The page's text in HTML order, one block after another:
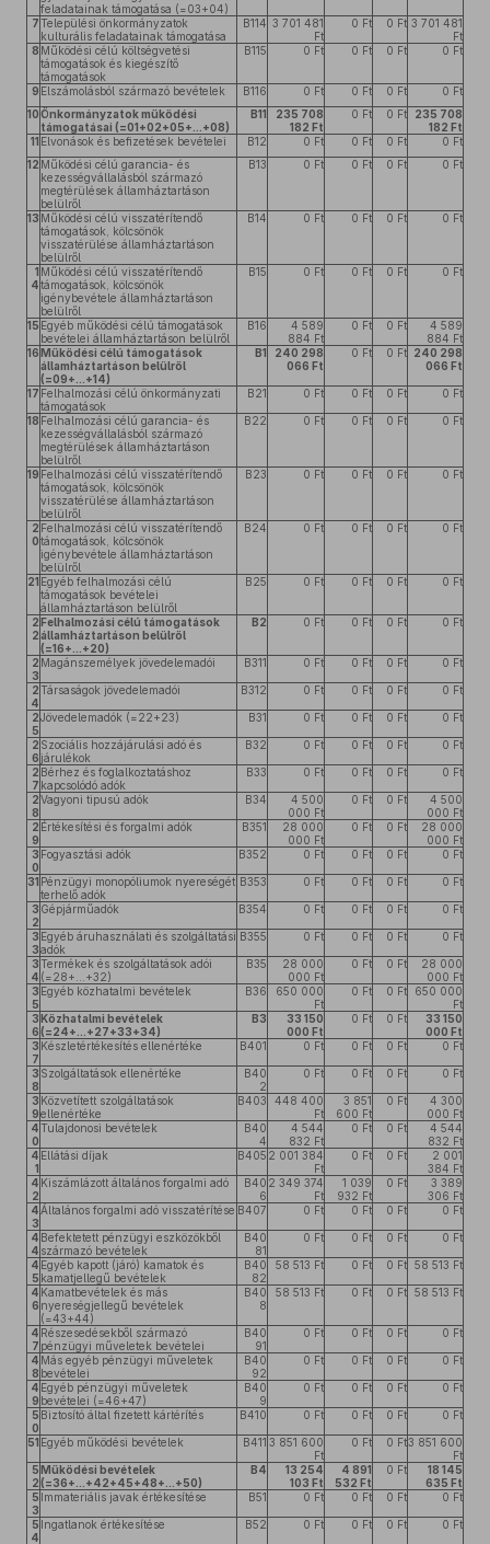
feladatainak támogatása (=03+04)
7 Települési önkormányzatok
kulturális feladatainak támogatása
B114 3 701 481
Ft
0 Ft 0 Ft 3 701 481
Ft
8 Működési célú költségvetési
támogatások és kiegészítő
támogatások
B115 0 Ft 0 Ft 0 Ft 0 Ft
9 Elszámolásból származó bevételek B116 0 Ft 0 Ft 0 Ft
0 Ft
10Önkormányzatok működési
támogatásai (=01+02+05+...+08)
B11
235 708
182 Ft
0 Ft 0 Ft
235 708
182 Ft
11 Elvonások és befizetések bevételei B12 0 Ft 0 Ft 0 Ft
0 Ft
12 Működési célú garancia- és
kezességvállalásból származó
megtérülések államháztartáson
belülről
B13 0 Ft 0 Ft 0 Ft 0 Ft
13 Működési célú visszatérítendő
támogatások, kölcsönök
visszatérülése államháztartáson
belülről
B14 0 Ft 0 Ft 0 Ft 0 Ft
1
4
Működési célú visszatérítendő
támogatások, kölcsönök
igénybevétele államháztartáson
belülről
B15 0 Ft 0 Ft 0 Ft 0 Ft
15 Egyéb működési célú támogatások
bevételei államháztartáson belülről
B16
4 589
884 Ft
0 Ft 0 Ft
4 589
884 Ft
16Működési célú támogatások
államháztartáson belülről
(=09+...+14)
B1
240 298
066 Ft
0 Ft 0 Ft 240 298
066 Ft
17 Felhalmozási célú önkormányzati
támogatások
B21 0 Ft 0 Ft 0 Ft 0 Ft
18 Felhalmozási célú garancia- és
kezességvállalásból származó
megtérülések államháztartáson
belülről
B22 0 Ft 0 Ft 0 Ft 0 Ft
19 Felhalmozási célú visszatérítendő
támogatások, kölcsönök
visszatérülése államháztartáson
belülről
B23 0 Ft 0 Ft 0 Ft 0 Ft
2
0
Felhalmozási célú visszatérítendő
támogatások, kölcsönök
igénybevétele államháztartáson
belülről
B24 0 Ft 0 Ft 0 Ft 0 Ft
21 Egyéb felhalmozási célú
támogatások bevételei
államháztartáson belülről
B25 0 Ft 0 Ft 0 Ft 0 Ft
2
2
Felhalmozási célú támogatások
államháztartáson belülről
(=16+...+20)
B2 0 Ft 0 Ft 0 Ft 0 Ft
2
3
Magánszemélyek jövedelemadói B311 0 Ft 0 Ft 0 Ft 0 Ft
2
4
Társaságok jövedelemadói B312 0 Ft 0 Ft 0 Ft 0 Ft
2
5
Jövedelemadók (=22+23) B31 0 Ft 0 Ft 0 Ft 0 Ft
2
6
Szociális hozzájárulási adó és
járulékok
B32 0 Ft 0 Ft 0 Ft 0 Ft
2
7
Bérhez és foglalkoztatáshoz
kapcsolódó adók
B33 0 Ft 0 Ft 0 Ft 0 Ft
2
8
Vagyoni tipusú adók B34
4 500
000 Ft
0 Ft 0 Ft
4 500
000 Ft
2
9
Értékesítési és forgalmi adók B351
28 000
000 Ft
0 Ft 0 Ft
28 000
000 Ft
3
0
Fogyasztási adók B352 0 Ft 0 Ft 0 Ft 0 Ft
31 Pénzügyi monopóliumok nyereségét
terhelő adók
B353 0 Ft 0 Ft 0 Ft 0 Ft
3
2
Gépjárműadók B354 0 Ft 0 Ft 0 Ft 0 Ft
3
3
Egyéb áruhasználati és szolgáltatási
adók
B355 0 Ft 0 Ft 0 Ft 0 Ft
3
4
Termékek és szolgáltatások adói
(=28+...+32)
B35
28 000
000 Ft
0 Ft 0 Ft
28 000
000 Ft
3
5
Egyéb közhatalmi bevételek B36
650 000
Ft
0 Ft 0 Ft
650 000
Ft
3
6
Közhatalmi bevételek
(=24+...+27+33+34)
B3
33 150
000 Ft
0 Ft 0 Ft
33 150
000 Ft
3
7
Készletértékesítés ellenértéke B401 0 Ft 0 Ft 0 Ft 0 Ft
3
8
Szolgáltatások ellenértéke
B40
2
0 Ft 0 Ft 0 Ft 0 Ft
3
9
Közvetített szolgáltatások
ellenértéke
B403
448 400
Ft
3 851
600 Ft
0 Ft
4 300
000 Ft
4
0
Tulajdonosi bevételek
B40
4
4 544
832 Ft
0 Ft 0 Ft
4 544
832 Ft
4
1
Ellátási díjak B405 2 001 384
Ft
0 Ft 0 Ft
2 001
384 Ft
4
2
Kiszámlázott általános forgalmi adó
B40
6
2 349 374
Ft
1 039
932 Ft
0 Ft
3 389
306 Ft
4
3
Általános forgalmi adó visszatérítése B407 0 Ft 0 Ft 0 Ft 0 Ft
4
4
Befektetett pénzügyi eszközökből
származó bevételek
B40
81
0 Ft 0 Ft 0 Ft 0 Ft
4
5
Egyéb kapott (járó) kamatok és
kamatjellegű bevételek
B40
82
58 513 Ft 0 Ft 0 Ft 58 513 Ft
4
6
Kamatbevételek és más
nyereségjellegű bevételek
(=43+44)
B40
8
58 513 Ft 0 Ft 0 Ft 58 513 Ft
4
7
Részesedésekből származó
pénzügyi műveletek bevételei
B40
91
0 Ft 0 Ft 0 Ft 0 Ft
4
8
Más egyéb pénzügyi műveletek
bevételei
B40
92
0 Ft 0 Ft 0 Ft 0 Ft
4
9
Egyéb pénzügyi műveletek
bevételei (=46+47)
B40
9
0 Ft 0 Ft 0 Ft 0 Ft
5
0
Biztosító által fizetett kártérítés B410 0 Ft 0 Ft 0 Ft 0 Ft
51 Egyéb működési bevételek B411 3 851 600
Ft
0 Ft 0 Ft3 851 600
Ft
5
2
Működési bevételek
(=36+...+42+45+48+...+50)
B4
13 254
103 Ft
4 891
532 Ft
0 Ft
18 145
635 Ft
5
3
Immateriális javak értékesítése B51 0 Ft 0 Ft 0 Ft 0 Ft
5
4
Ingatlanok értékesítése B52 0 Ft 0 Ft 0 Ft 0 Ft